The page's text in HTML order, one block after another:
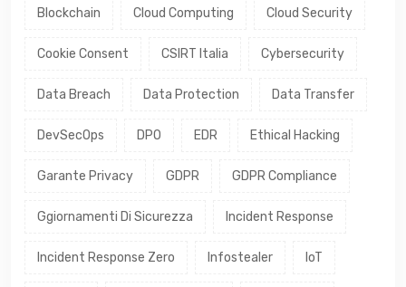
Blockchain Cloud Computing Cloud Security
Cookie Consent CSIRT Italia Cybersecurity
Data Breach Data Protection Data Transfer
DevSecOps DPO EDR Ethical Hacking
Garante Privacy GDPR GDPR Compliance
Ggiornamenti Di Sicurezza Incident Response
Incident Response Zero Infostealer IoT